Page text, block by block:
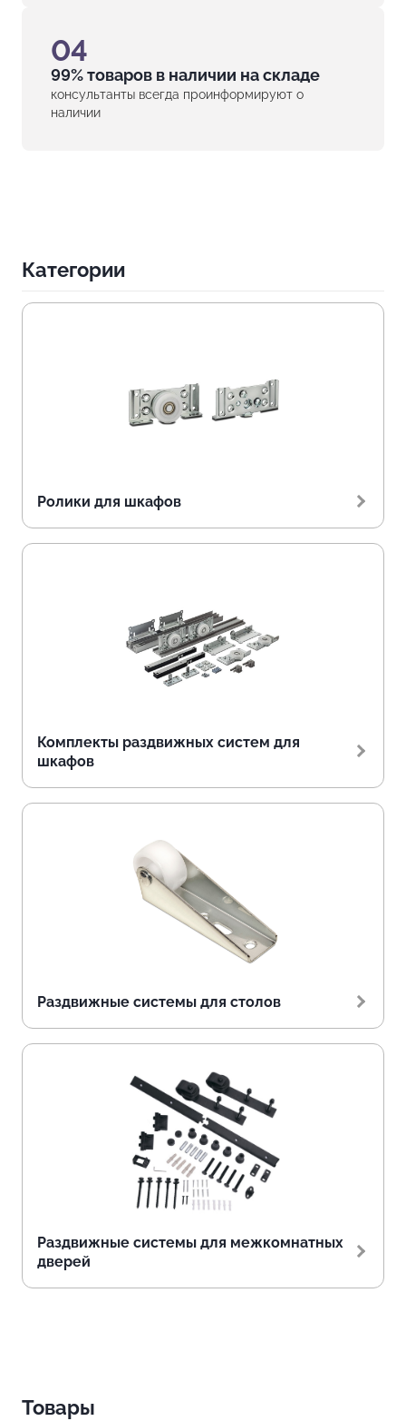
04
99% товаров в наличии на складе
консультанты всегда проинформируют о
наличии
Категории
Ролики для шкафов
Комплекты раздвижных систем для
шкафов
Раздвижные системы для столов
Раздвижные системы для межкомнатных
дверей
Товары